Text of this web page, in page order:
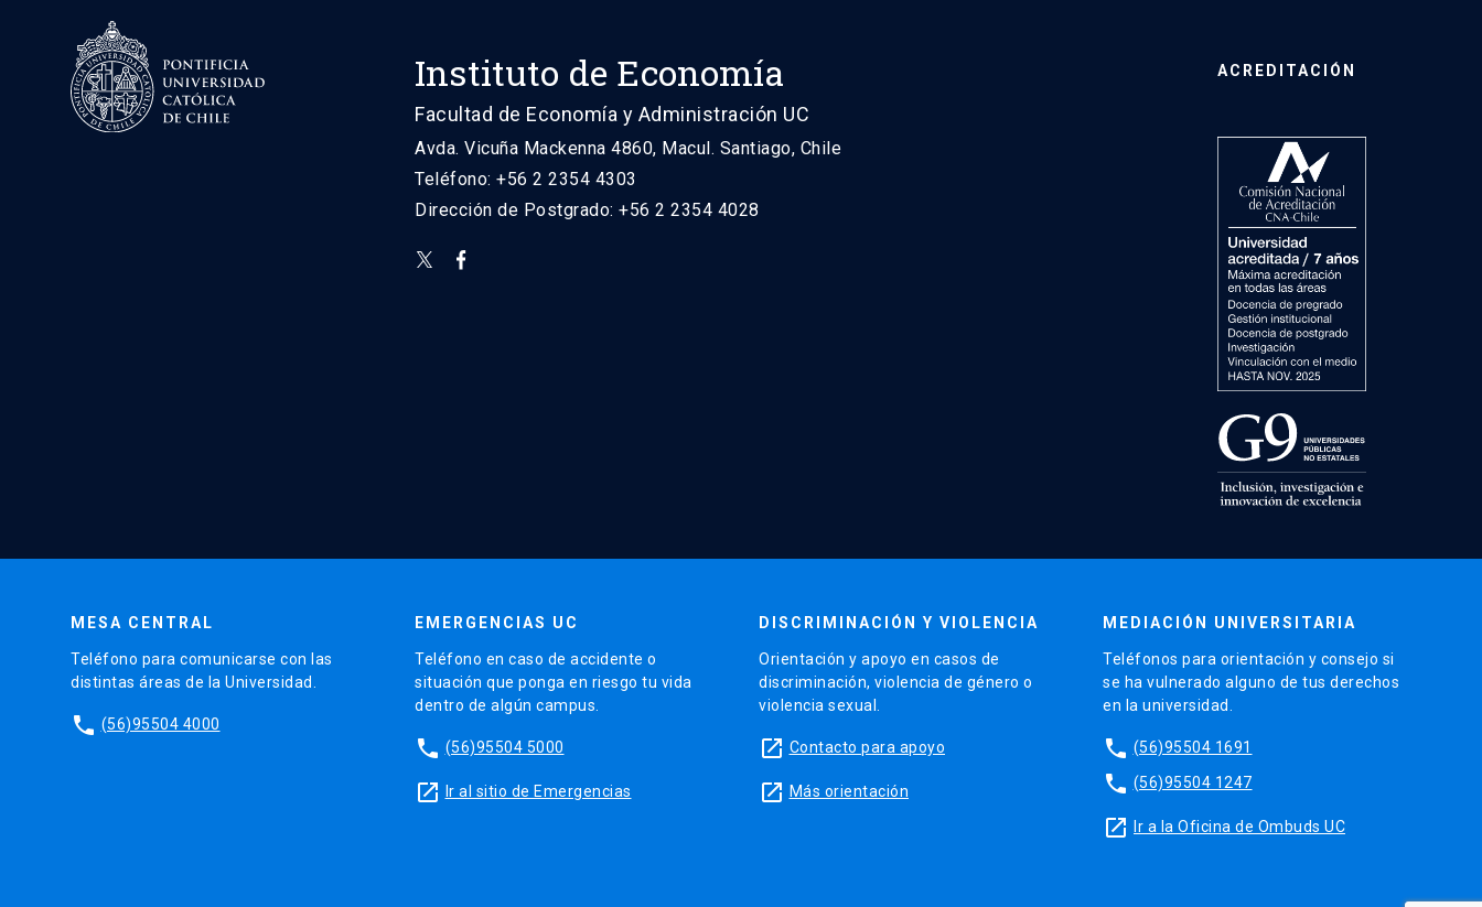
Instituto de Economía
Facultad de Economía y Administración UC
Avda. Vicuña Mackenna 4860, Macul. Santiago, Chile
Teléfono: +56 2 2354 4303
Dirección de Postgrado: +56 2 2354 4028
ACREDITACIÓN
MESA CENTRAL
Teléfono para comunicarse con las
distintas áreas de la Universidad.
phone (56)95504 4000
EMERGENCIAS UC
Teléfono en caso de accidente o
situación que ponga en riesgo tu vida
dentro de algún campus.
phone (56)95504 5000
launch Ir al sitio de Emergencias
DISCRIMINACIÓN Y VIOLENCIA
Orientación y apoyo en casos de
discriminación, violencia de género o
violencia sexual.
launch Contacto para apoyo
launch Más orientación
MEDIACIÓN UNIVERSITARIA
Teléfonos para orientación y consejo si
se ha vulnerado alguno de tus derechos
en la universidad.
phone (56)95504 1691
phone (56)95504 1247
launch Ir a la Oficina de Ombuds UC